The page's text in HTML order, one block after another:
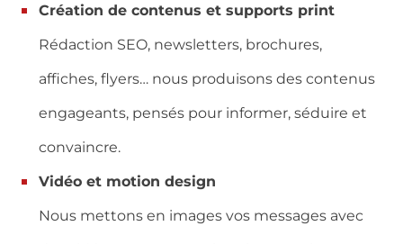
Création de contenus et supports print
Rédaction SEO, newsletters, brochures,
affiches, flyers… nous produisons des contenus
engageants, pensés pour informer, séduire et
convaincre.
Vidéo et motion design
Nous mettons en images vos messages avec